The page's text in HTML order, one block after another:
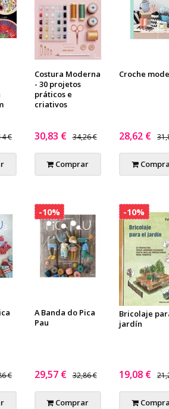
€
Costura Moderna
- 30 projetos
práticos e
criativos
30,83 € 34,26 €
Comprar
Croche
28,62 €
€
A Banda do Pica
Pau
29,57 € 32,86 €
Comprar
-10%
Bricolaje
jardín
19,08 €
-10%